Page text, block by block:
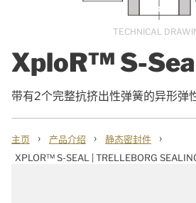
XploR™ S-
带有2个完整抗挤出性弹簧的异形弹
TECHNICAL
主页 › 产品介绍 › 静态密封件 ›
XPLOR™ S-SEAL | TRELLEBORG